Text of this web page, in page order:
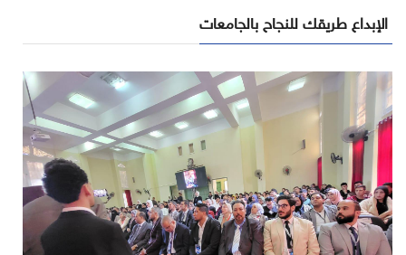
الإبداع طريقك للنجاح بالجامعات